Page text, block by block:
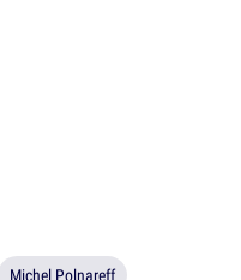
Michel Polnareff